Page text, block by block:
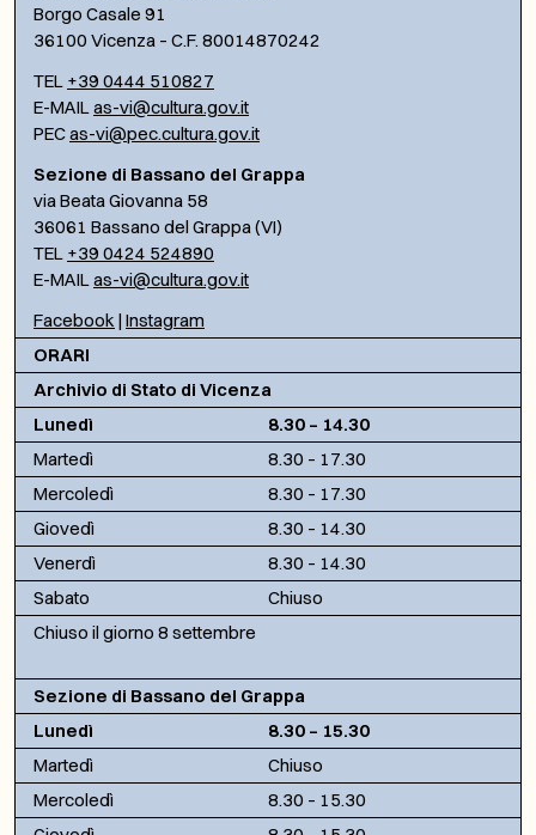
Borgo Casale 91
36100 Vicenza – C.F. 80014870242
TEL +39 0444 510827
E-MAILas-vi@cultura.gov.it
PECas-vi@pec.cultura.gov.it
Sezione di Bassano del Grappa
via Beata Giovanna 58
36061 Bassano del Grappa (VI)
TEL +39 0424 524890
E-MAILas-vi@cultura.gov.it
Facebook | Instagram
ORARI
Archivio di Stato di Vicenza
Lunedì
8.30 – 14.30
Martedì
8.30 – 17.30
Mercoledì
8.30 – 17.30
Giovedì
8.30 – 14.30
Venerdì
8.30 – 14.30
Sabato
Chiuso
Chiuso il giorno 8 settembre
Sezione di Bassano del Grappa
Lunedì
8.30 – 15.30
Martedì
Chiuso
Mercoledì
8.30 – 15.30